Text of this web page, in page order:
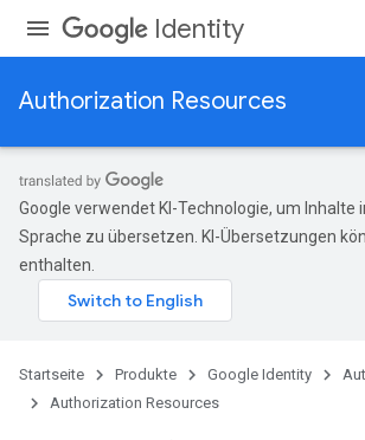
Identity
Authorization Resources
Google verwendet KI-Technologie, um Inhalte
Sprache zu übersetzen. KI-Übersetzungen
enthalten.
Startseite Produkte Google Identity
Authorization Resources